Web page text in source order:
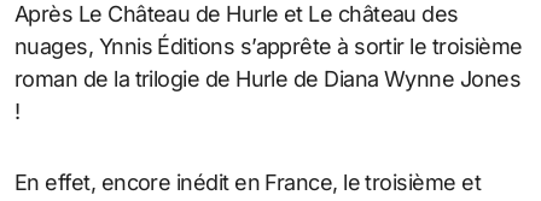
Après Le Château de Hurle et Le château des
nuages, Ynnis Éditions s’apprête à sortir le troisième
roman de la trilogie de Hurle de Diana Wynne Jones
!
En effet, encore inédit en France, le troisième et